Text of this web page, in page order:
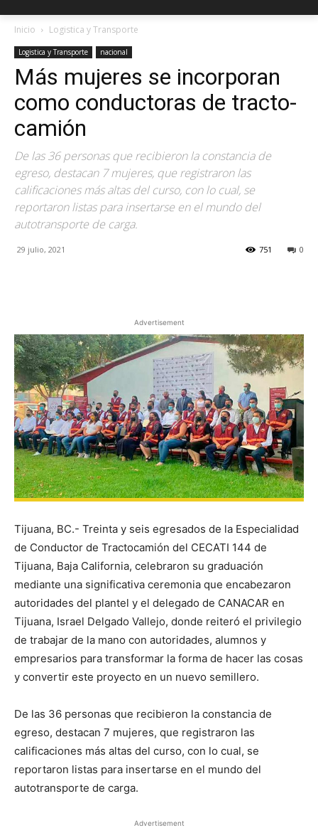
Inicio Logistica y Transporte
Logistica y Transporte nacional
Más mujeres se incorporan
como conductoras de tracto-
camión
De las 36 personas que recibieron la constancia de
egreso, destacan 7 mujeres, que registraron las
calificaciones más altas del curso, con lo cual, se
reportaron listas para insertarse en el mundo del
autotransporte de carga.
29 julio, 2021 0
751
Advertisement
Tijuana, BC.- Treinta y seis egresados de la Especialidad
de Conductor de Tractocamión del CECATI 144 de
Tijuana, Baja California, celebraron su graduación
mediante una significativa ceremonia que encabezaron
autoridades del plantel y el delegado de CANACAR en
Tijuana, Israel Delgado Vallejo, donde reiteró el privilegio
de trabajar de la mano con autoridades, alumnos y
empresarios para transformar la forma de hacer las cosas
y convertir este proyecto en un nuevo semillero.
De las 36 personas que recibieron la constancia de
egreso, destacan 7 mujeres, que registraron las
calificaciones más altas del curso, con lo cual, se
reportaron listas para insertarse en el mundo del
autotransporte de carga.
Advertisement